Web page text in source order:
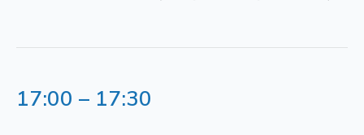
17:00 – 17:30